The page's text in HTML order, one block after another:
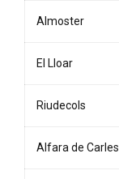
Almoster
El Lloar
Riudecols
Alfara de Carles